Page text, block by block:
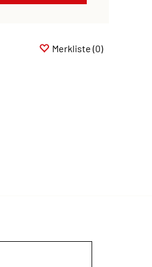
Merkliste (0)